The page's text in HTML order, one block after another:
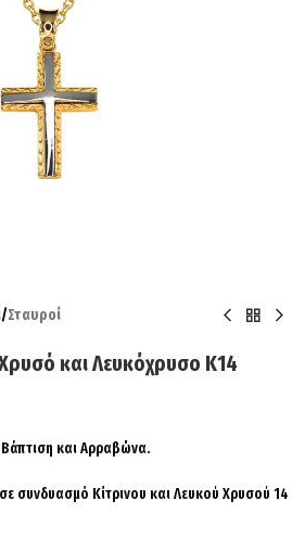
/Σταυροί
και Λευκόχρυσο Κ14
Βάπτιση και Αρραβώνα.
συνδυασμό Κίτρινου και Λευκού Χρυσού 14